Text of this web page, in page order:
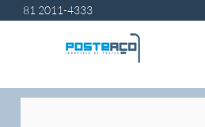
81 2011-4333